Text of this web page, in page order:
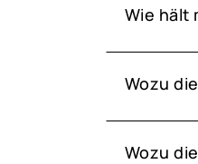
Wie hält
Wozu
Wozu